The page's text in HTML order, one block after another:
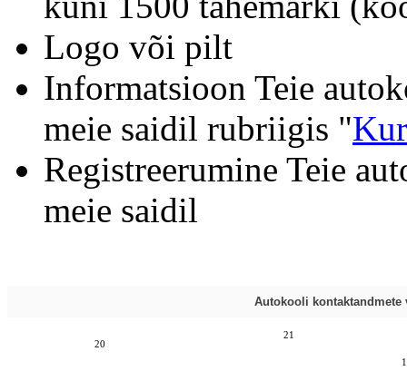
Logo või pilt
Informatsioon Teie
meie saidil rubriigis "
Registreerumine Teie
meie saidil
Autokooli
20
21